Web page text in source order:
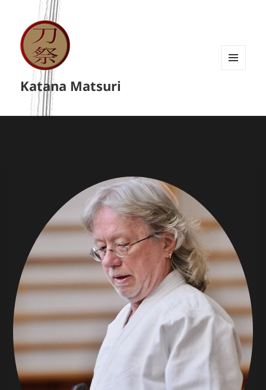
Katana Matsuri